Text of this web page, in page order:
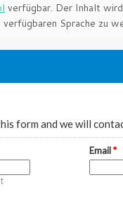
verfügbar. Der Inhalt
verfügbaren Sprache zu